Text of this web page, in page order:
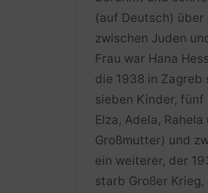
(auf Deutsch) über
zwischen Juden
Frau war Hana
die 1938 in Zagreb
sieben Kinder, fünf
Elza, Adela,
Großmutter) und
ein weiterer, der
starb Großer